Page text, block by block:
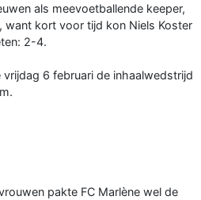
als meevoetballende keeper,
want kort voor tijd kon Niels Koster
2-4.
vrijdag 6 februari de inhaalwedstrijd
pakte FC Marlène wel de